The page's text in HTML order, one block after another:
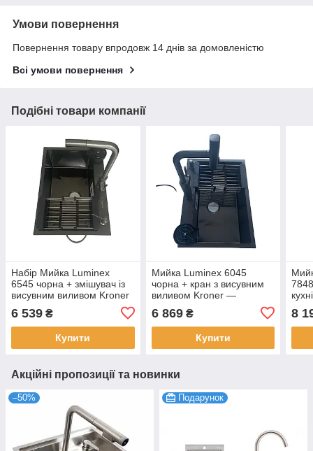
Умови повернення
Повернення товару впродовж 14 днів за домовленістю
Всі умови повернення
Подібні товари компанії
Набір Мийка Luminex
6545 чорна + змішувач із
висувним виливом Kroner
— PVD03917+ ополіскувач
для склянок
6 539 ₴
Купити
Мийка Luminex 6045
чорна + кран з висувним
виливом Kroner —
PVD03918 + ополіскувач
для склянок
6 869₴
Купити
8
Акційні пропозиції та новинки
–50% Подарунок